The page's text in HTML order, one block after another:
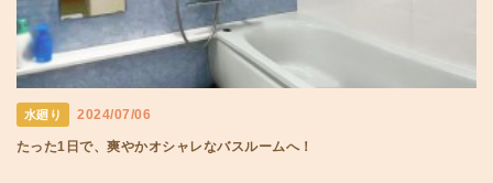
水廻り 2024/07/06
たった1日で、爽やかオシャレなバスルームへ！